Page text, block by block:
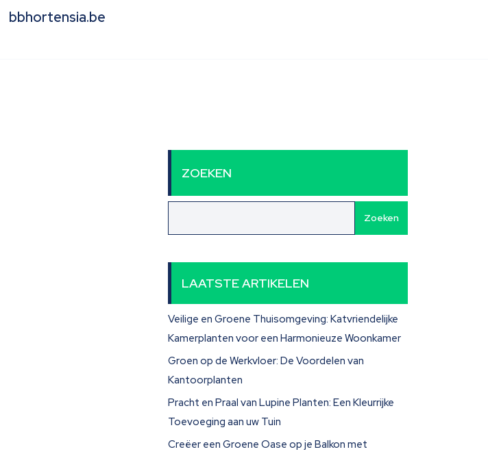
bbhortensia.be
ZOEKEN
Zoeken
LAATSTE ARTIKELEN
Veilige en Groene Thuisomgeving: Katvriendelijke
Kamerplanten voor een Harmonieuze Woonkamer
Groen op de Werkvloer: De Voordelen van
Kantoorplanten
Pracht en Praal van Lupine Planten: Een Kleurrijke
Toevoeging aan uw Tuin
Creëer een Groene Oase op je Balkon met